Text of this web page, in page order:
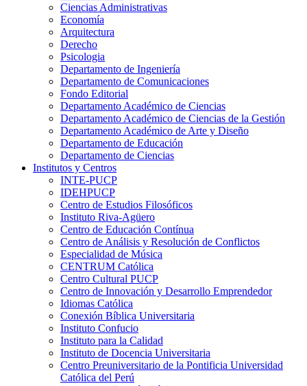
Ciencias Administrativas
Economía
Arquitectura
Derecho
Psicologia
Departamento de Ingeniería
Departamento de Comunicaciones
Fondo Editorial
Departamento Académico de Ciencias
Departamento Académico de Ciencias de la Gestión
Departamento Académico de Arte y Diseño
Departamento de Educación
Departamento de Ciencias
Institutos y Centros
INTE-PUCP
IDEHPUCP
Centro de Estudios Filosóficos
Instituto Riva-Agüero
Centro de Educación Contínua
Centro de Análisis y Resolución de Conflictos
Especialidad de Música
CENTRUM Católica
Centro Cultural PUCP
Centro de Innovación y Desarrollo Emprendedor
Idiomas Católica
Conexión Bíblica Universitaria
Instituto Confucio
Instituto para la Calidad
Instituto de Docencia Universitaria
Centro Preuniversitario de la Pontificia Universidad
Católica del Perú